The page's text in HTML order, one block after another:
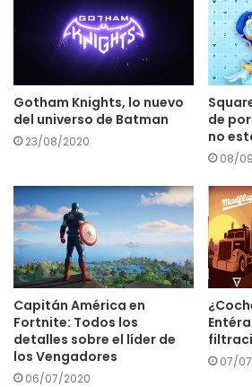
Gotham Knights, lo nuevo
del universo de Batman
23/08/2020
de
no
08/
Capitán América en
Fortnite: Todos los
detalles sobre el líder de
los Vengadores
06/07/2020
07/